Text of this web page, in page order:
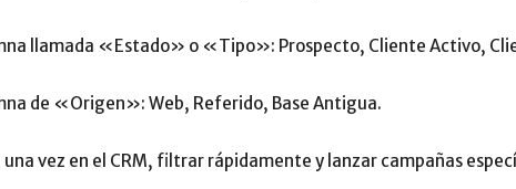
llamada «Estado» o «Tipo»: Prospecto, Cliente Activo,
de «Origen»: Web, Referido, Base Antigua.
vez en el CRM, filtrar rápidamente y lanzar campañas